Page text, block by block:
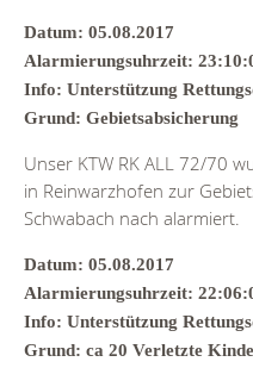
Datum: 05.08.2017
Alarmierungsuhrzeit:
Info: Unterstützung
Grund: Gebietsabsicherung
Unser KTW RK ALL 72/70
in Reinwarzhofen zur
Schwabach nach alarmiert.
Datum: 05.08.2017
Alarmierungsuhrzeit:
Info: Unterstützung
Grund: ca 20 Verletzte